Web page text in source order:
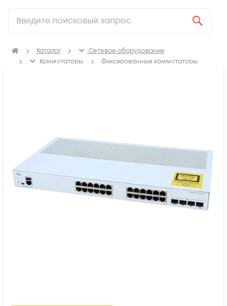
Каталог
Сетевое оборудование
Коммутаторы
Фиксированные коммутаторы